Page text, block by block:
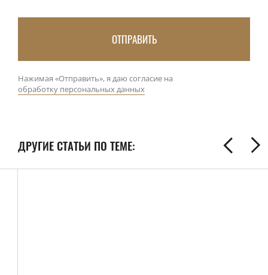
ОТПРАВИТЬ
Нажимая «Отправить», я даю согласие на
обработку персональных данных
ДРУГИЕ СТАТЬИ ПО ТЕМЕ: